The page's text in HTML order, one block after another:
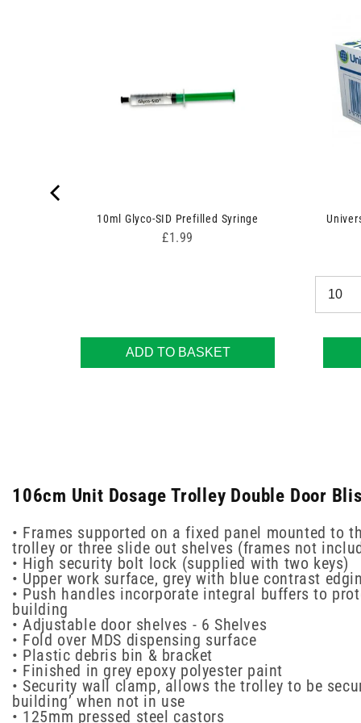
10ml Glyco-SID Prefilled Syringe
Price
£1.99
ADD TO BASKET
106cm Unit Dosage Trolley Double Door
• Frames supported on a fixed panel mounted to
trolley or three slide out shelves (frames not
• High security bolt lock (supplied with two keys)
• Upper work surface, grey with blue contrast
• Push handles incorporate integral buffers to
building
• Adjustable door shelves - 6 Shelves
• Fold over MDS dispensing surface
• Plastic debris bin & bracket
• Finished in grey epoxy polyester paint
• Security wall clamp, allows the trolley to be
building’ when not in use
• 125mm pressed steel castors